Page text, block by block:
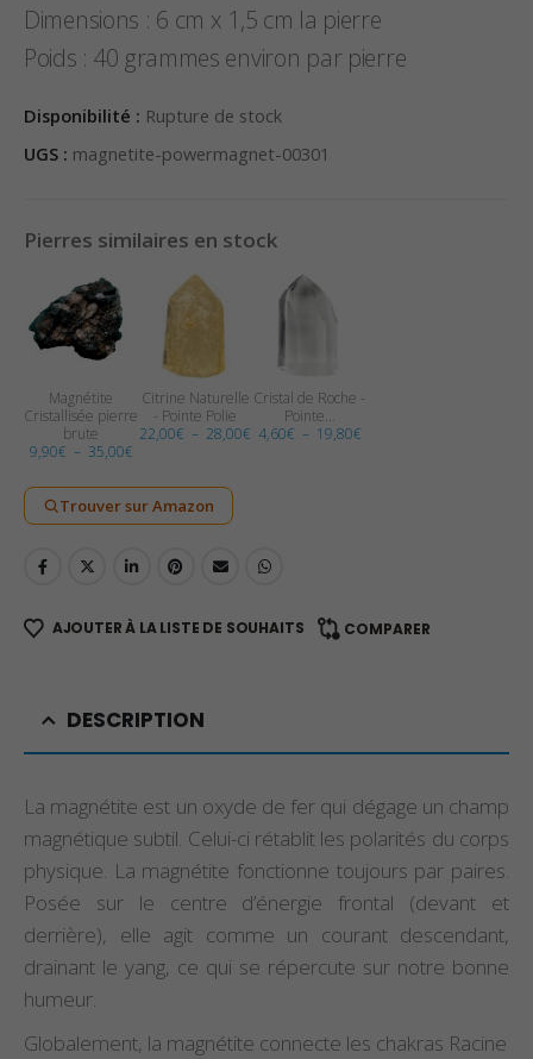
Dimensions : 6 cm x 1,5 cm la pierre
Poids : 40 grammes environ par pierre
Disponibilité : Rupture de stock
UGS : magnetite-powermagnet-00301
Pierres similaires en stock
Magnétite
Cristallisée pierre
brute
9,90€ – 35,00€Plage
prix :
9,90€
à
Citrine Naturelle
- Pointe Polie
22,00€ – 28,00€ Plage
Cristal de Roche -
Pointe…
4,60€ – 19,80€Plage
Trouver sur Amazon
AJOUTER À LA LISTE DE SOUHAITS COMPARER
DESCRIPTION
La magnétite est un oxyde de fer qui dégage un champ
magnétique subtil. Celui-ci rétablit les polarités du corps
physique. La magnétite fonctionne toujours par paires.
Posée sur le centre d’énergie frontal (devant et
derrière), elle agit comme un courant descendant,
drainant le yang, ce qui se répercute sur notre bonne
humeur.
Globalement, la magnétite connecte les chakras Racine